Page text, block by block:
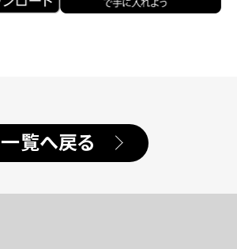
一覧へ戻る